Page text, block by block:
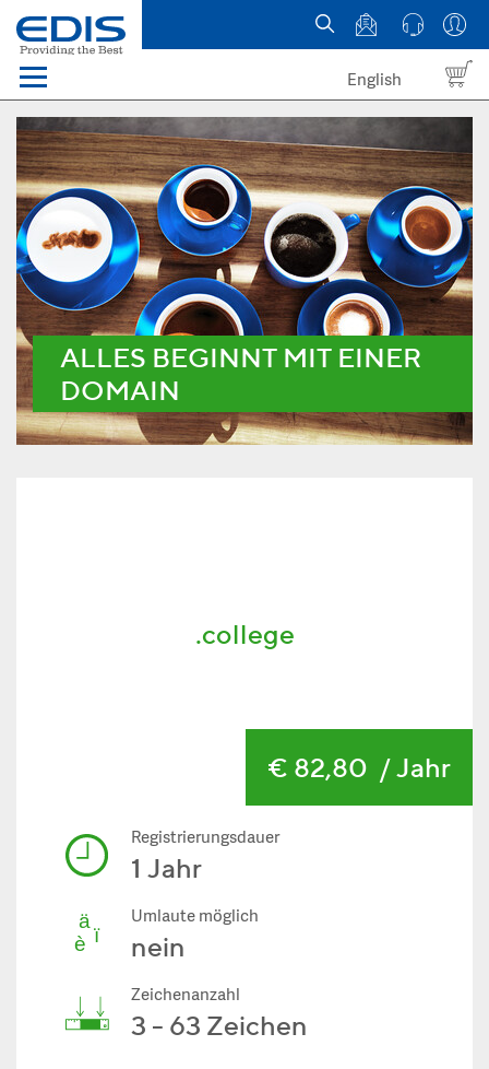
Menü
Domains
Webhosting Österreich
News
über EDIS
English
ALLES BEGINNT MIT EINER
DOMAIN
.college
€ 82,80 / Jahr
Registrierungsdauer
1 Jahr
Umlaute möglich
nein
Zeichenanzahl
3 - 63 Zeichen